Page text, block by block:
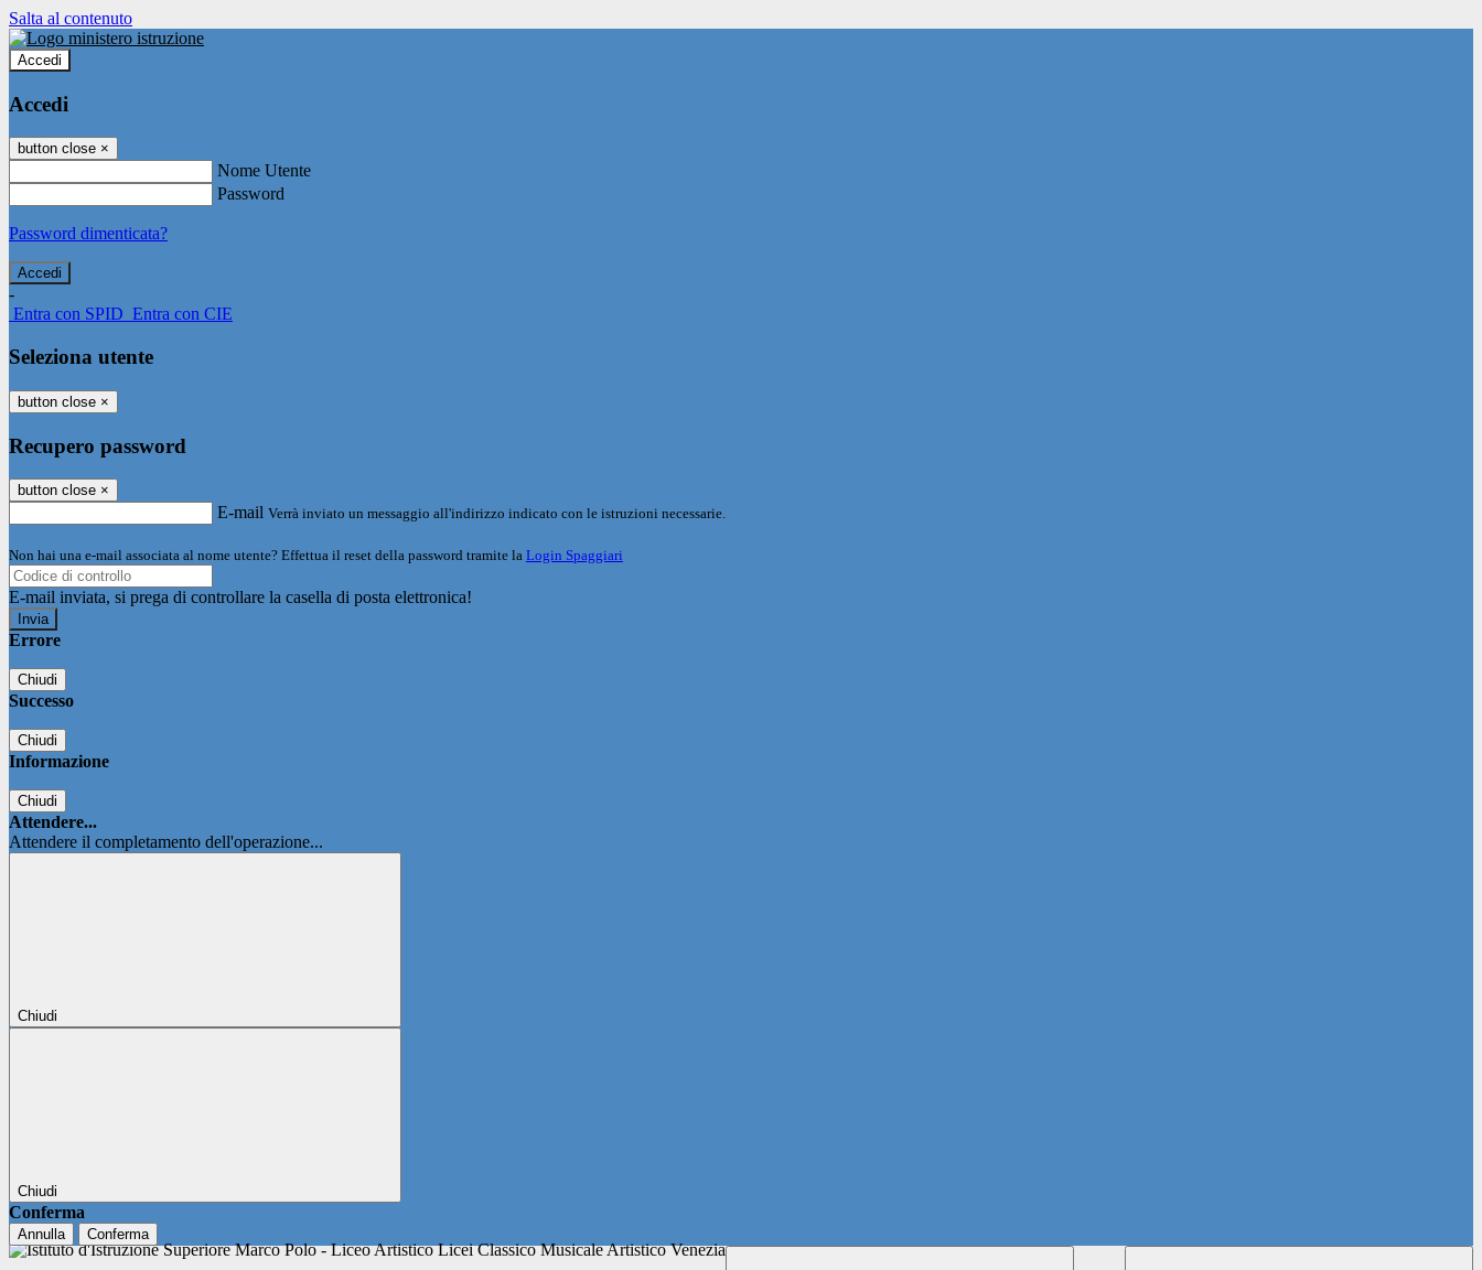
Salta al contenuto
Accedi
Accedi
button close ×
Nome Utente
Password
Password dimenticata?
-
Entra con SPID Entra con CIE
Seleziona utente
button close ×
Recupero password
button close ×
E-mail Verrà inviato un messaggio all'indirizzo indicato con le istruzioni necessarie.
Non hai una e-mail associata al nome utente? Effettua il reset della password tramite la Login Spaggiari
E-mail inviata, si prega di controllare la casella di posta elettronica!
Errore
Chiudi
Successo
Chiudi
Informazione
Chiudi
Attendere...
Attendere il completamento dell'operazione...
Chiudi
Chiudi
Conferma
Annulla Conferma